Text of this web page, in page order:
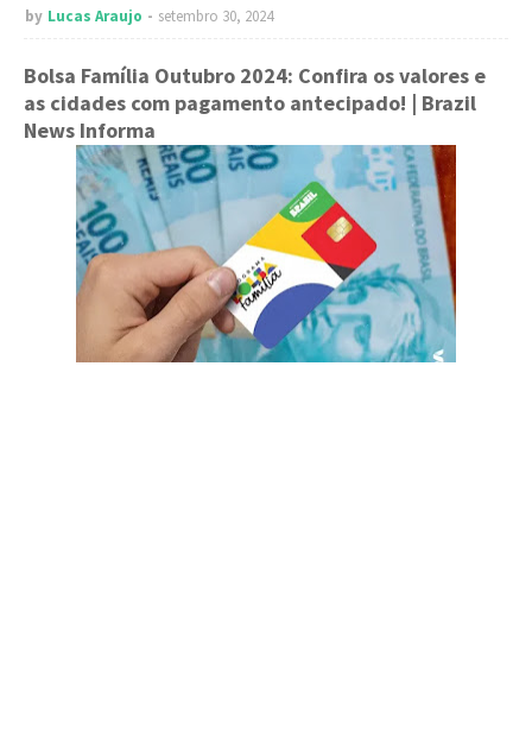
by Lucas Araujo setembro 30, 2024
Bolsa Família Outubro 2024: Confira os valores e
as cidades com pagamento antecipado! | Brazil
News Informa